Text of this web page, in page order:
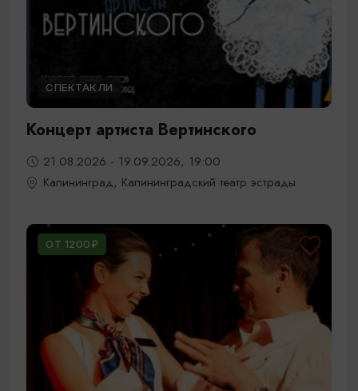
СПЕКТАКЛИ
Концерт артиста Вертинского
21.08.2026 - 19.09.2026, 19:00
Калининград, Калининградский театр эстрады
ОТ 1200₽